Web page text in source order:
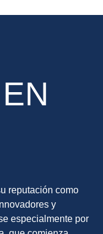
reputación como
y
especialmente por